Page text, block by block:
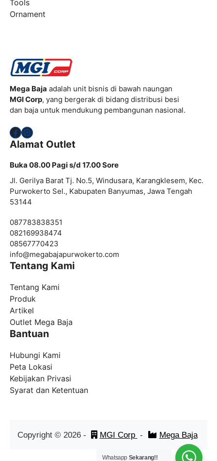
Tools
Ornament
Mega Baja adalah unit bisnis di bawah naungan
MGI Corp, yang bergerak di bidang distribusi besi
dan baja untuk mendukung pembangunan nasional.
Facebook
Instagram
Alamat Outlet
Buka 08.00 Pagi s/d 17.00 Sore
Jl. Gerilya Barat Tj. No.5, Windusara, Karangklesem, Kec.
Purwokerto Sel., Kabupaten Banyumas, Jawa Tengah
53144
087783838351
082169938474
08567770423
info@megabajapurwokerto.com
Tentang Kami
Tentang Kami
Produk
Artikel
Outlet Mega Baja
Bantuan
Hubungi Kami
Peta Lokasi
Kebijakan Privasi
Syarat dan Ketentuan
Copyright © 2026- MGI Corp - Mega Baja
Whatsapp Sekarang!!